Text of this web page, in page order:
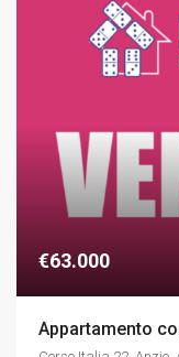
€63.000
Appartamento